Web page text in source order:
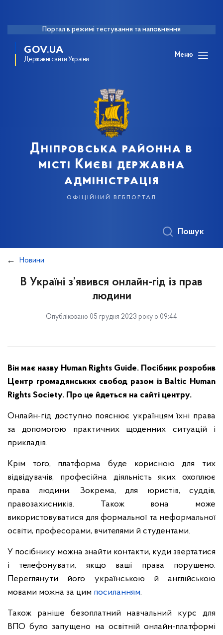
Портал в режимі тестування та наповнення
GOV.UA
Державні сайти України
Меню
Дніпровська районна в
місті Києві державна
адміністрація
офіційний вебпортал
Пошук
Новини
В Україні з’явився онлайн-гід із прав
людини
Опубліковано 05 грудня 2023 року о 09:44
Він має назву Human Rights Guide. Посібник розробив
Центр громадянських свобод разом із Baltic Human
Rights Society. Про це йдеться на сайті центру.
Онлайн-гід доступно пояснює українцям їхні права
за допомогою практичних щоденних ситуацій і
прикладів.
Крім того, платформа буде корисною для тих
відвідувачів, професійна діяльність яких охоплює
права людини. Зокрема, для юристів, суддів,
правозахисників. Також вона може
використовуватися для формальної та неформальної
освіти, професорами, вчителями й студентами.
У посібнику можна знайти контакти, куди звертатися
і телефонувати, якщо ваші права порушено.
Переглянути його українською й англійською
мовами можна за цим посиланням.
Також раніше безоплатний навчальний курс для
ВПО було запущено на освітній онлайн-платформі